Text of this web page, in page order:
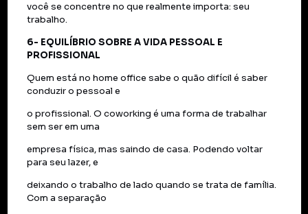
você se concentre no que realmente importa: seu
trabalho.
6- EQUILÍBRIO SOBRE A VIDA PESSOAL E
PROFISSIONAL
Quem está no home office sabe o quão difícil é saber
conduzir o pessoal e
o profissional. O coworking é uma forma de trabalhar
sem ser em uma
empresa física, mas saindo de casa. Podendo voltar
para seu lazer, e
deixando o trabalho de lado quando se trata de família.
Com a separação